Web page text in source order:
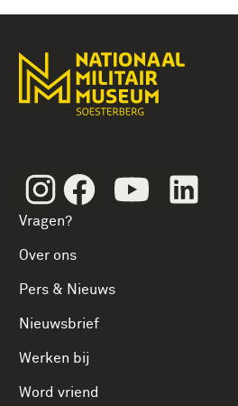
InstagramFacebookYoutube
Vragen?
Over ons
Pers & Nieuws
Nieuwsbrief
Werken bij
Word vriend